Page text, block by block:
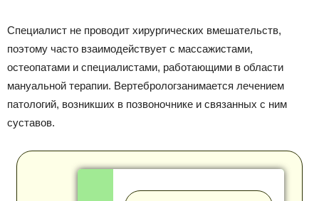
Специалист не проводит хирургических вмешательств,
поэтому часто взаимодействует с массажистами,
остеопатами и специалистами, работающими в области
мануальной терапии. Вертебрологзанимается лечением
патологий, возникших в позвоночнике и связанных с ним
суставов.